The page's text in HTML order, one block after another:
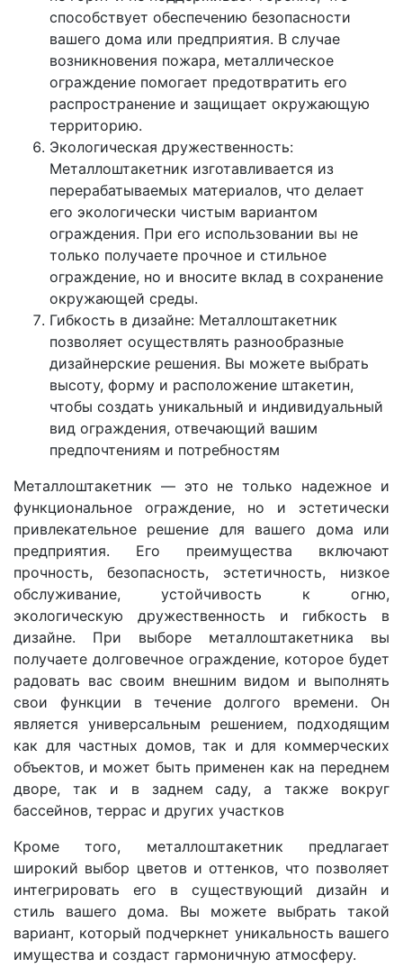
способствует обеспечению безопасности
вашего дома или предприятия. В случае
возникновения пожара, металлическое
ограждение помогает предотвратить его
распространение и защищает окружающую
территорию.
Экологическая дружественность:
Металлоштакетник изготавливается из
перерабатываемых материалов, что делает
его экологически чистым вариантом
ограждения. При его использовании вы не
только получаете прочное и стильное
ограждение, но и вносите вклад в сохранение
окружающей среды.
Гибкость в дизайне: Металлоштакетник
позволяет осуществлять разнообразные
дизайнерские решения. Вы можете выбрать
высоту, форму и расположение штакетин,
чтобы создать уникальный и индивидуальный
вид ограждения, отвечающий вашим
предпочтениям и потребностям
Металлоштакетник — это не только надежное и
функциональное ограждение, но и эстетически
привлекательное решение для вашего дома или
предприятия. Его преимущества включают
прочность, безопасность, эстетичность, низкое
обслуживание, устойчивость к огню,
экологическую дружественность и гибкость в
дизайне. При выборе металлоштакетника вы
получаете долговечное ограждение, которое будет
радовать вас своим внешним видом и выполнять
свои функции в течение долгого времени. Он
является универсальным решением, подходящим
как для частных домов, так и для коммерческих
объектов, и может быть применен как на переднем
дворе, так и в заднем саду, а также вокруг
бассейнов, террас и других участков
Кроме того, металлоштакетник предлагает
широкий выбор цветов и оттенков, что позволяет
интегрировать его в существующий дизайн и
стиль вашего дома. Вы можете выбрать такой
вариант, который подчеркнет уникальность вашего
имущества и создаст гармоничную атмосферу.